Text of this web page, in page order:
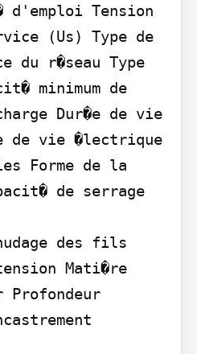
d'emploi Tension
(Us) Type de
du r�seau Type
minimum de
Dur�e de vie
de vie �lectrique
Forme de la
de serrage
des fils
Mati�re
Profondeur